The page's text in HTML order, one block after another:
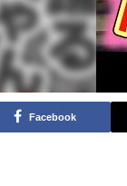
Facebook